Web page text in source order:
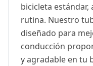
bicicleta
rutina. Nuestro
diseñado para
conducción
y agradable en tu